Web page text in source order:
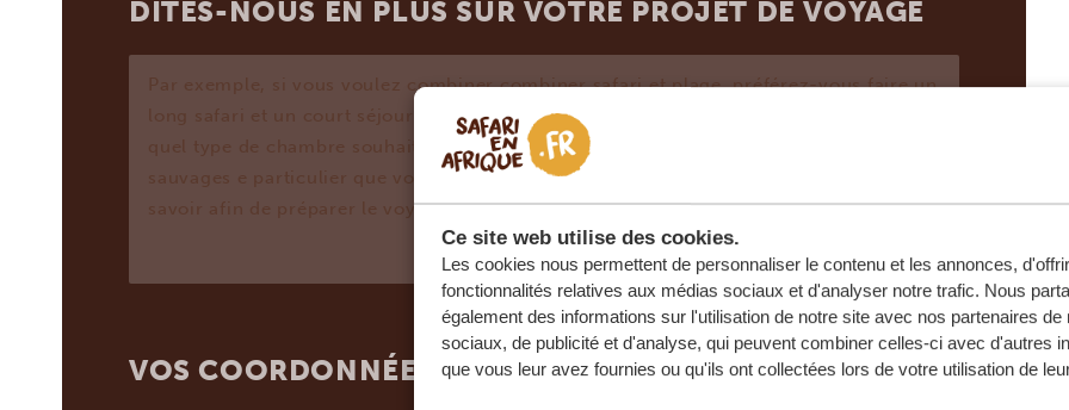
Ce site web utilise des cookies.
Les cookies nous permettent de personnaliser le contenu et les annonces,
fonctionnalités relatives aux médias sociaux et d'analyser notre trafic. Nous
également des informations sur l'utilisation de notre site avec nos partenaires de
sociaux, de publicité et d'analyse, qui peuvent combiner celles-ci avec d'autres
que vous leur avez fournies ou qu'ils ont collectées lors de votre utilisation de
DITES-NOUS EN PLUS SUR VOTRE PROJET DE VOYAGE
VOS COORDONNÉES